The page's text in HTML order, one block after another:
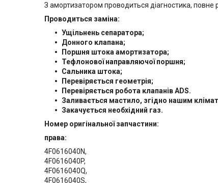
З амортизатором проводиться діагностика,
Проводиться заміна:
Ущільнень сепаратора;
Донного клапана;
Поршня штока амортизатора;
Тефлонової направляючої поршня;
Сальника штока;
Перевіряється геометрія;
Перевіряється робота клапанів ADS.
Заливається мастило, згідно нашим
Закачується необхідний газ.
Номер оригінальної запчастини:
права:
4F0616040N,
4F0616040P,
4F0616040Q,
4F0616040S,